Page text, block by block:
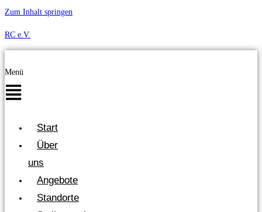
Zum Inhalt springen
RC e.V.
Menü
Start
Über
uns
Angebote
Standorte